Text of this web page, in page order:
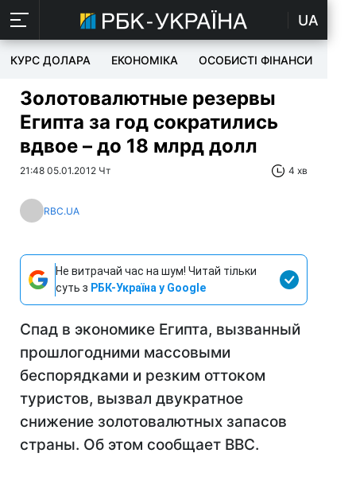
UA
КУРС ДОЛАРА ЕКОНОМІКА ОСОБИСТІ ФІНАНСИ
Золотовалютные резервы
Египта за год сократились
вдвое – до 18 млрд долл
21:48 05.01.2012 Чт 4 хв
RBC.UA
Не витрачай час на шум! Читай тільки
суть з РБК-Україна у Google
Спад в экономике Египта, вызванный
прошлогодними массовыми
беспорядками и резким оттоком
туристов, вызвал двукратное
снижение золотовалютных запасов
страны. Об этом сообщает BBC.